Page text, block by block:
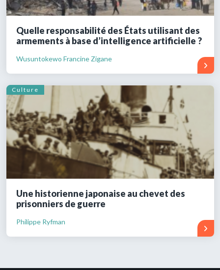
Quelle responsabilité des États utilisant des
armements à base d’intelligence artificielle ?
Wusuntokewo Francine Zigane
Culture
Une historienne japonaise au chevet des
prisonniers de guerre
Philippe Ryfman